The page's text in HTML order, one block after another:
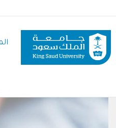
المحتوى
الرئيسي